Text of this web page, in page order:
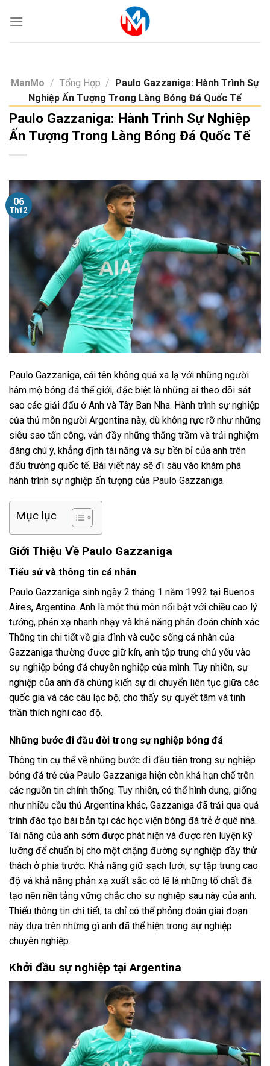
ManMo / Tổng Hợp / Paulo Gazzaniga: Hành Trình Sự
Nghiệp Ấn Tượng Trong Làng Bóng Đá Quốc Tế
Paulo Gazzaniga: Hành Trình Sự Nghiệp
Ấn Tượng Trong Làng Bóng Đá Quốc Tế
06
Th12
Paulo Gazzaniga, cái tên không quá xa lạ với những người
hâm mộ bóng đá thế giới, đặc biệt là những ai theo dõi sát
sao các giải đấu ở Anh và Tây Ban Nha. Hành trình sự nghiệp
của thủ môn người Argentina này, dù không rực rỡ như những
siêu sao tấn công, vẫn đầy những thăng trầm và trải nghiệm
đáng chú ý, khẳng định tài năng và sự bền bỉ của anh trên
đấu trường quốc tế. Bài viết này sẽ đi sâu vào khám phá
hành trình sự nghiệp ấn tượng của Paulo Gazzaniga.
Mục lục
Giới Thiệu Về Paulo Gazzaniga
Tiểu sử và thông tin cá nhân
Paulo Gazzaniga sinh ngày 2 tháng 1 năm 1992 tại Buenos
Aires, Argentina. Anh là một thủ môn nổi bật với chiều cao lý
tưởng, phản xạ nhanh nhạy và khả năng phán đoán chính xác.
Thông tin chi tiết về gia đình và cuộc sống cá nhân của
Gazzaniga thường được giữ kín, anh tập trung chủ yếu vào
sự nghiệp bóng đá chuyên nghiệp của mình. Tuy nhiên, sự
nghiệp của anh đã chứng kiến sự di chuyển liên tục giữa các
quốc gia và các câu lạc bộ, cho thấy sự quyết tâm và tinh
thần thích nghi cao độ.
Những bước đi đầu đời trong sự nghiệp bóng đá
Thông tin cụ thể về những bước đi đầu tiên trong sự nghiệp
bóng đá trẻ của Paulo Gazzaniga hiện còn khá hạn chế trên
các nguồn tin chính thống. Tuy nhiên, có thể hình dung, giống
như nhiều cầu thủ Argentina khác, Gazzaniga đã trải qua quá
trình đào tạo bài bản tại các học viện bóng đá trẻ ở quê nhà.
Tài năng của anh sớm được phát hiện và được rèn luyện kỹ
lưỡng để chuẩn bị cho một chặng đường sự nghiệp đầy thử
thách ở phía trước. Khả năng giữ sạch lưới, sự tập trung cao
độ và khả năng phản xạ xuất sắc có lẽ là những tố chất đã
tạo nên nền tảng vững chắc cho sự nghiệp sau này của anh.
Thiếu thông tin chi tiết, ta chỉ có thể phỏng đoán giai đoạn
này dựa trên những gì anh đã thể hiện trong sự nghiệp
chuyên nghiệp.
Khởi đầu sự nghiệp tại Argentina